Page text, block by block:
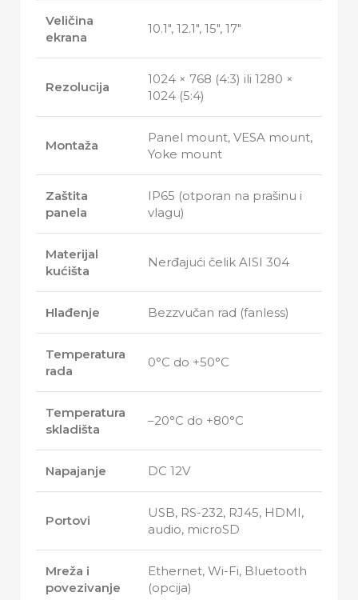
Veličina
ekrana
10.1″, 12.1″, 15″, 17″
Rezolucija
1024 × 768 (4:3) ili 1280 ×
1024 (5:4)
Montaža
Panel mount, VESA mount,
Yoke mount
Zaštita
panela
IP65 (otporan na prašinu i
vlagu)
Materijal
kućišta
Nerđajući čelik AISI 304
Hlađenje Bezzvučan rad (fanless)
Temperatura
rada
0°C do +50°C
Temperatura
skladišta
–20°C do +80°C
Napajanje DC 12V
Portovi
USB, RS-232, RJ45, HDMI,
audio, microSD
Mreža i
povezivanje
Ethernet, Wi-Fi, Bluetooth
(opcija)